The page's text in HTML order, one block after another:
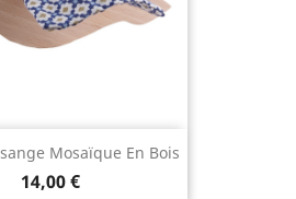
Mosaïque En Bois
14,00 €